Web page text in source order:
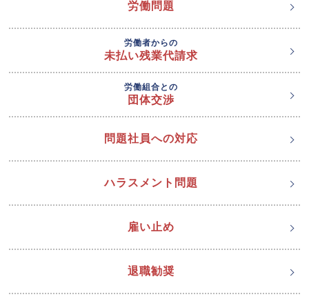
労働問題
労働者からの
未払い残業代請求
労働組合との
団体交渉
問題社員への対応
ハラスメント問題
雇い止め
退職勧奨